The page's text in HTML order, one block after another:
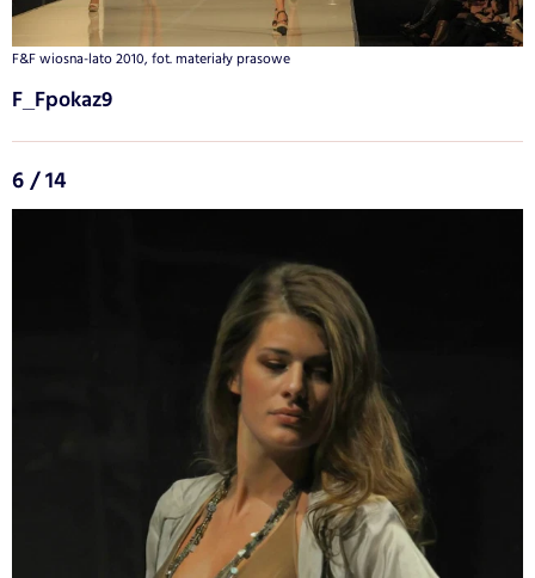
F&F wiosna-lato 2010, fot. materiały prasowe
F_Fpokaz9
6 / 14